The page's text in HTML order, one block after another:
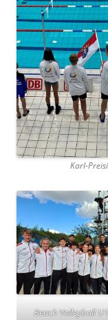
Karl-
Beach Volleyball